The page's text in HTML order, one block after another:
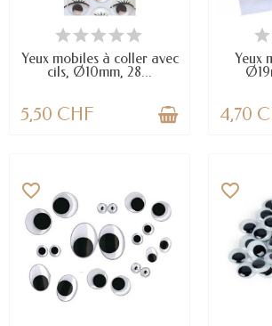
EN STOCK
Yeux mobiles à coller avec
cils, Ø10mm, 28...
5,50 CHF
Yeux
4,70
favorite_border favorite_border